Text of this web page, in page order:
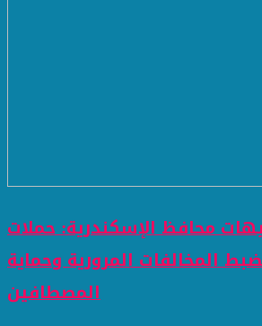
محافظ الإسكندرية: حملات
المخالفات المرورية وحماية
المصطافين